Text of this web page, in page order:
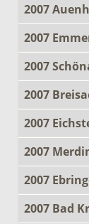
2007
2007
2007
2007
2007
2007
2007
2007 Bad